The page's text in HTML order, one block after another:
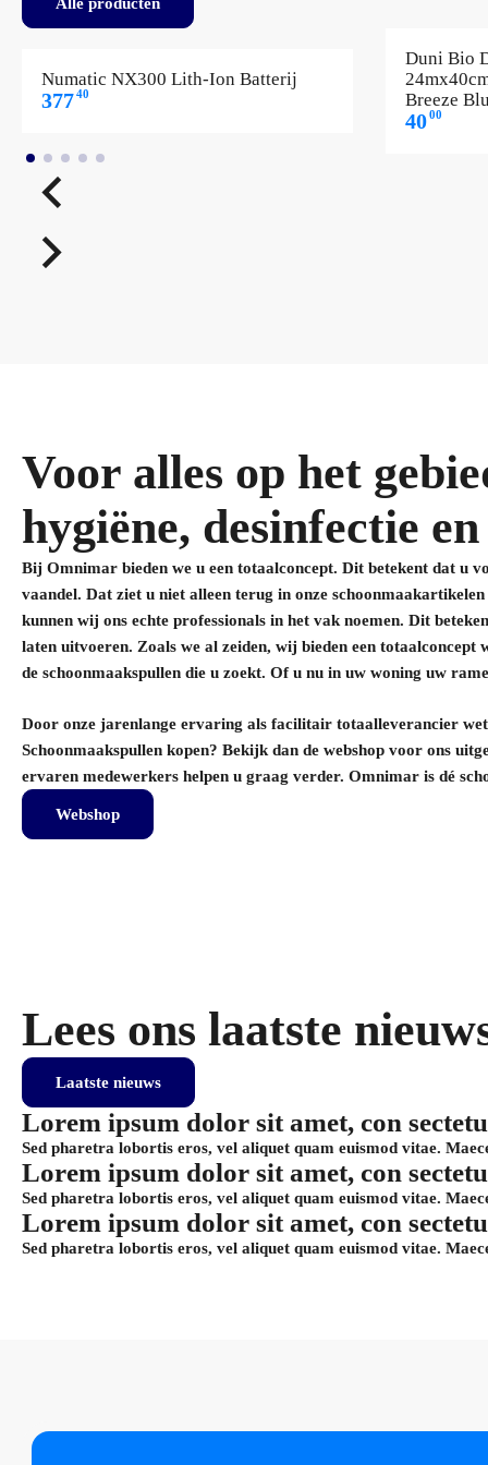
Numatic NX300 Lith-Ion Batterij
37740
Duni Bio
Breeze
40 00
Voor alles op het
hygiëne, desinfectie
Bij Omnimar bieden we u een totaalconcept. Dit betekent dat u
vaandel. Dat ziet u niet alleen terug in onze
kunnen wij ons echte professionals in het vak noemen. Dit
laten uitvoeren. Zoals we al zeiden, wij bieden een
de schoonmaakspullen die u zoekt. Of u nu in uw woning uw
Door onze jarenlange ervaring als facilitair totaalleverancier
Schoonmaakspullen kopen? Bekijk dan de webshop voor ons
ervaren medewerkers helpen u graag verder. Omnimar is dé
Webshop
Lees ons laatste
Laatste nieuws
Lorem ipsum dolor sit amet, con
Sed pharetra lobortis eros, vel aliquet quam euismod vitae.
Lorem ipsum dolor sit amet, con
Sed pharetra lobortis eros, vel aliquet quam euismod vitae.
Lorem ipsum dolor sit amet, con
Sed pharetra lobortis eros, vel aliquet quam euismod vitae.